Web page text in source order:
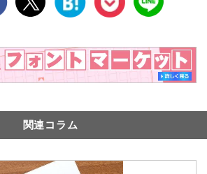
関連コラム